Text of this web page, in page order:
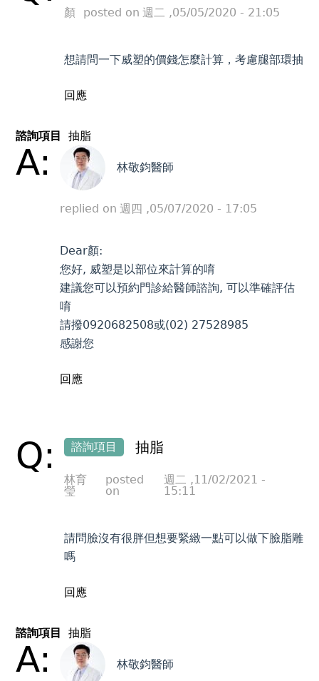
顏 posted on 週二 ,05/05/2020 - 21:05
想請問一下威塑的價錢怎麼計算，考慮腿部環抽
回應
諮詢項目 抽脂
A: 林敬鈞醫師
replied on 週四 ,05/07/2020 - 17:05
Dear顏:
您好, 威塑是以部位來計算的唷
建議您可以預約門診給醫師諮詢, 可以準確評估
唷
請撥0920682508或(02) 27528985
感謝您
回應
Q: 諮詢項目 抽脂
林育
瑩
posted
on
週二 ,11/02/2021 -
15:11
請問臉沒有很胖但想要緊緻一點可以做下臉脂雕
嗎
回應
諮詢項目 抽脂
A: 林敬鈞醫師